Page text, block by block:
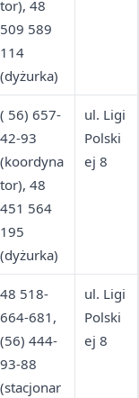
tor), 48
509 589
114
(dyżurka)
( 56) 657-
42-93
(koordyna
tor), 48
451 564
195
(dyżurka)
ul. Ligi
Polski
ej 8
48 518-
664-681,
(56) 444-
93-88
(stacjonar
ul. Ligi
Polski
ej 8